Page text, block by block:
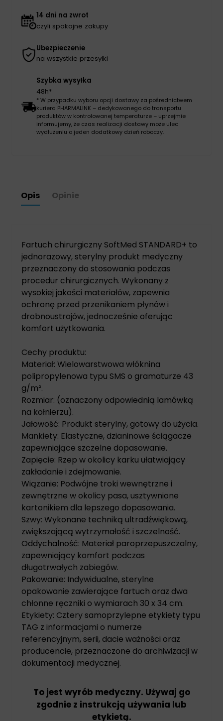
14 dni na zwrot
czyli spokojne zakupy
Ubezpieczenie
na wszystkie przesyłki
Szybka wysyłka
48h*
* W przypadku wyboru opcji dostawy za pośrednictwem
kuriera PHARMALINK – dedykowanego do transportu
produktów w kontrolowanej temperaturze – uprzejmie
informujemy, że czas realizacji dostawy może ulec
wydłużeniu o jeden dodatkowy dzień roboczy.
Opis Opinie
Fartuch chirurgiczny SoftMed STANDARD+ to
jednorazowy, sterylny produkt medyczny
przeznaczony do stosowania podczas
procedur chirurgicznych. Wykonany z
wysokiej jakości materiałów, zapewnia
ochronę przed przenikaniem płynów i
drobnoustrojów, jednocześnie oferując
komfort użytkowania.
Cechy produktu:
Materiał: Wielowarstwowa włóknina
polipropylenowa typu SMS o gramaturze 43
g/m².
Rozmiar: (oznaczony odpowiednią lamówką
na kołnierzu).
Jałowość: Produkt sterylny, gotowy do użycia.
Mankiety: Elastyczne, dzianinowe ściągacze
zapewniające szczelne dopasowanie.
Zapięcie: Rzep w okolicy karku ułatwiający
zakładanie i zdejmowanie.
Wiązanie: Podwójne troki wewnętrzne i
zewnętrzne w okolicy pasa, usztywnione
kartonikiem dla lepszego dopasowania.
Szwy: Wykonane techniką ultradźwiękową,
zwiększającą wytrzymałość i szczelność.
Oddychalność: Materiał paroprzepuszczalny,
zapewniający komfort podczas
długotrwałych zabiegów.
Pakowanie: Indywidualne, sterylne
opakowanie zawierające fartuch oraz dwa
chłonne ręczniki o wymiarach 30 x 34 cm.
Etykiety: Cztery samoprzylepne etykiety typu
TAG z informacjami o numerze
referencyjnym, serii, dacie ważności oraz
producencie, przeznaczone do archiwizacji w
dokumentacji medycznej.
To jest wyrób medyczny. Używaj go
zgodnie z instrukcją używania lub
etykietą.